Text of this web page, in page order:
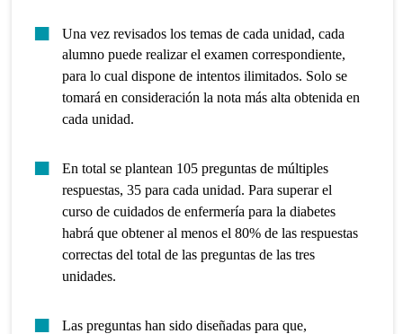
Una vez revisados los temas de cada unidad, cada
alumno puede realizar el examen correspondiente,
para lo cual dispone de intentos ilimitados. Solo se
tomará en consideración la nota más alta obtenida en
cada unidad.
En total se plantean 105 preguntas de múltiples
respuestas, 35 para cada unidad. Para superar el
curso de cuidados de enfermería para la diabetes
habrá que obtener al menos el 80% de las respuestas
correctas del total de las preguntas de las tres
unidades.
Las preguntas han sido diseñadas para que,